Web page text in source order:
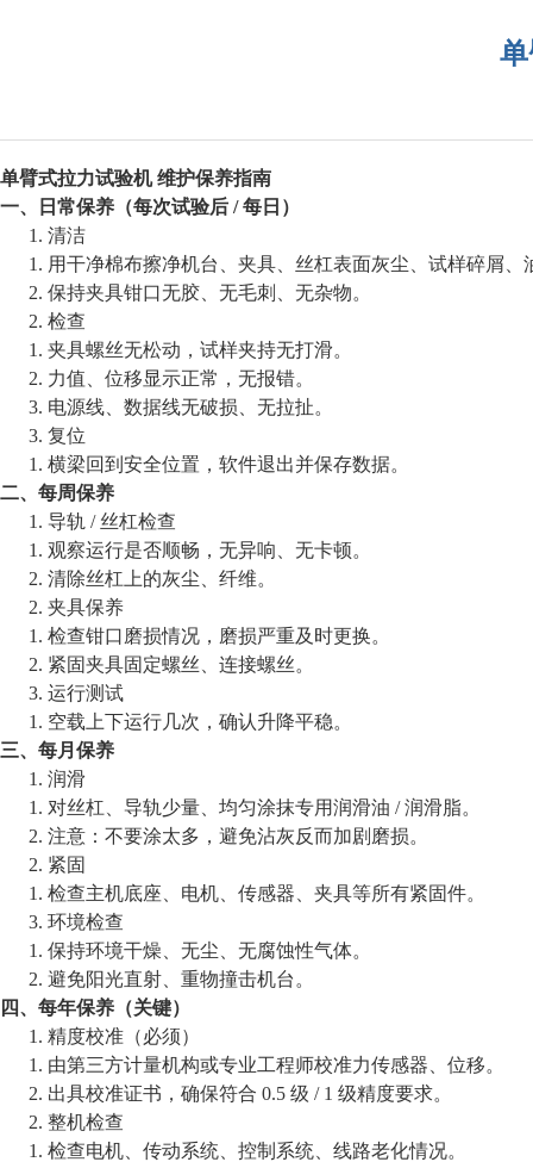
单臂式拉力试验机 维护保养指南
一、日常保养（每次试验后 / 每日）
1. 清洁
1. 用干净棉布擦净机台、夹具、丝杠表面灰尘、试样碎屑、
2. 保持夹具钳口无胶、无毛刺、无杂物。
2. 检查
1. 夹具螺丝无松动，试样夹持无打滑。
2. 力值、位移显示正常，无报错。
3. 电源线、数据线无破损、无拉扯。
3. 复位
1. 横梁回到安全位置，软件退出并保存数据。
二、每周保养
1. 导轨 / 丝杠检查
1. 观察运行是否顺畅，无异响、无卡顿。
2. 清除丝杠上的灰尘、纤维。
2. 夹具保养
1. 检查钳口磨损情况，磨损严重及时更换。
2. 紧固夹具固定螺丝、连接螺丝。
3. 运行测试
1. 空载上下运行几次，确认升降平稳。
三、每月保养
1. 润滑
1. 对丝杠、导轨少量、均匀涂抹专用润滑油 / 润滑脂。
2. 注意：不要涂太多，避免沾灰反而加剧磨损。
2. 紧固
1. 检查主机底座、电机、传感器、夹具等所有紧固件。
3. 环境检查
1. 保持环境干燥、无尘、无腐蚀性气体。
2. 避免阳光直射、重物撞击机台。
四、每年保养（关键）
1. 精度校准（必须）
1. 由第三方计量机构或专业工程师校准力传感器、位移。
2. 出具校准证书，确保符合 0.5 级 / 1 级精度要求。
2. 整机检查
1. 检查电机、传动系统、控制系统、线路老化情况。